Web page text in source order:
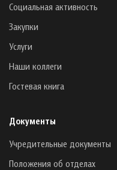
Социальная активность
Закупки
Услуги
Наши коллеги
Гостевая книга
Документы
Учредительные документы
Положения об отделах